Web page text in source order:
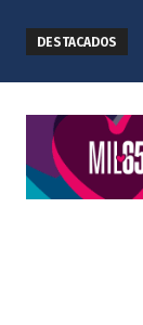
DESTACADOS